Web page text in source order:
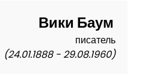
Вики Баум
писатель
(24.01.1888 - 29.08.1960)